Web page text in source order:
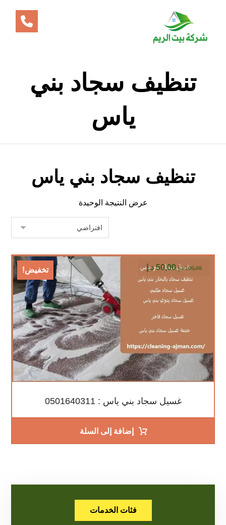
تنظيف سجاد بني
ياس
تنظيف سجاد بني ياس
عرض النتيجة الوحيدة
تخفيض!
غسيل سجاد بني ياس : 0501640311
100,00 د.إ 50,00 د.إ
إضافة إلى السلة
فئات الخدمات